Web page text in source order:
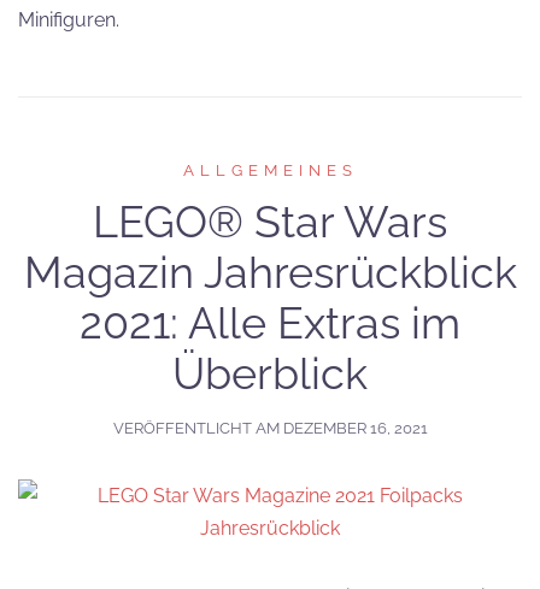
Minifiguren.
ALLGEMEINES
LEGO® Star Wars
Magazin Jahresrückblick
2021: Alle Extras im
Überblick
VERÖFFENTLICHT AM DEZEMBER 16, 2021